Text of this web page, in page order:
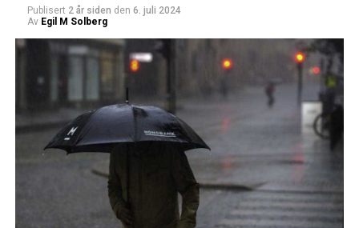
Publisert 2 år siden den 6. juli 2024
Av Egil M Solberg